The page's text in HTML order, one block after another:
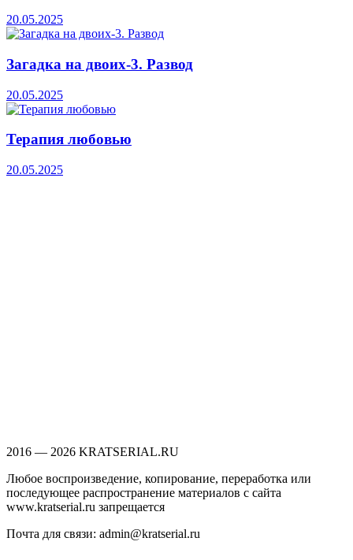
20.05.2025
Загадка на двоих-3. Развод
20.05.2025
Терапия любовью
20.05.2025
2016 — 2026 KRATSERIAL.RU
Любое воспроизведение, копирование, переработка или
последующее распространение материалов с сайта
www.kratserial.ru запрещается
Почта для связи: admin@kratserial.ru